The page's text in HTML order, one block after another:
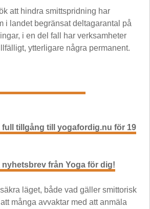
att hindra smittspridning har
i landet begränsat deltagarantal på
i en del fall har verksamheter
ytterligare några permanent.
full tillgång till yogafordig.nu för 19
nyhetsbrev från Yoga för dig!
läget, både vad gäller smittorisk
många avvaktar med att anmäla